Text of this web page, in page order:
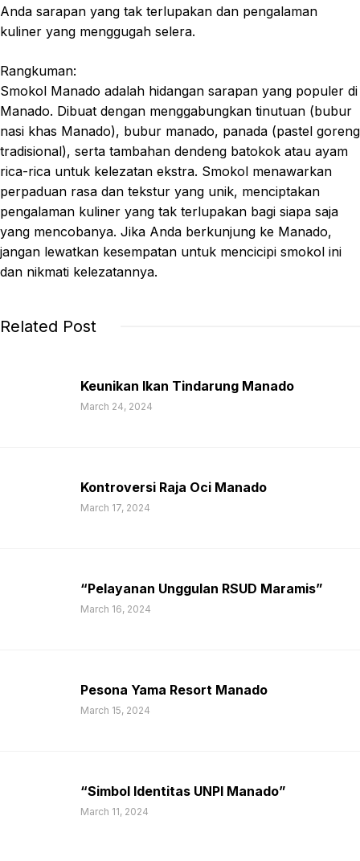
Anda sarapan yang tak terlupakan dan pengalaman
kuliner yang menggugah selera.
Rangkuman:
Smokol Manado adalah hidangan sarapan yang populer di
Manado. Dibuat dengan menggabungkan tinutuan (bubur
nasi khas Manado), bubur manado, panada (pastel goreng
tradisional), serta tambahan dendeng batokok atau ayam
rica-rica untuk kelezatan ekstra. Smokol menawarkan
perpaduan rasa dan tekstur yang unik, menciptakan
pengalaman kuliner yang tak terlupakan bagi siapa saja
yang mencobanya. Jika Anda berkunjung ke Manado,
jangan lewatkan kesempatan untuk mencicipi smokol ini
dan nikmati kelezatannya.
Related Post
Keunikan Ikan Tindarung Manado
March 24, 2024
Kontroversi Raja Oci Manado
March 17, 2024
“Pelayanan Unggulan RSUD Maramis”
March 16, 2024
Pesona Yama Resort Manado
March 15, 2024
“Simbol Identitas UNPI Manado”
March 11, 2024